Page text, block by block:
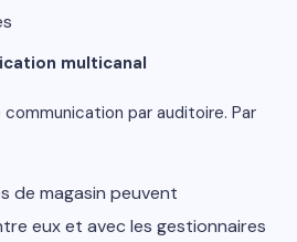
multicanal
par auditoire. Par
de magasin peuvent
eux et avec les gestionnaires